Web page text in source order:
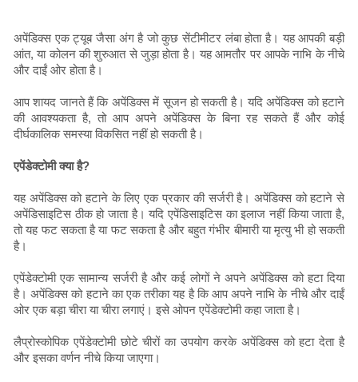
अपेंडिक्स एक ट्यूब जैसा अंग है जो कुछ सेंटीमीटर लंबा होता है। यह आपकी बड़ी
आंत, या कोलन की शुरुआत से जुड़ा होता है। यह आमतौर पर आपके नाभि के नीचे
और दाईं ओर होता है।
आप शायद जानते हैं कि अपेंडिक्स में सूजन हो सकती है। यदि अपेंडिक्स को हटाने
की आवश्यकता है, तो आप अपने अपेंडिक्स के बिना रह सकते हैं और कोई
दीर्घकालिक समस्या विकसित नहीं हो सकती है।
एपेंडेक्टोमी क्या है?
यह अपेंडिक्स को हटाने के लिए एक प्रकार की सर्जरी है। अपेंडिक्स को हटाने से
अपेंडिसाइटिस ठीक हो जाता है। यदि एपेंडिसाइटिस का इलाज नहीं किया जाता है,
तो यह फट सकता है या फट सकता है और बहुत गंभीर बीमारी या मृत्यु भी हो सकती
है।
एपेंडेक्टोमी एक सामान्य सर्जरी है और कई लोगों ने अपने अपेंडिक्स को हटा दिया
है। अपेंडिक्स को हटाने का एक तरीका यह है कि आप अपने नाभि के नीचे और दाईं
ओर एक बड़ा चीरा या चीरा लगाएं। इसे ओपन एपेंडेक्टोमी कहा जाता है।
लैप्रोस्कोपिक एपेंडेक्टोमी छोटे चीरों का उपयोग करके अपेंडिक्स को हटा देता है
और इसका वर्णन नीचे किया जाएगा।